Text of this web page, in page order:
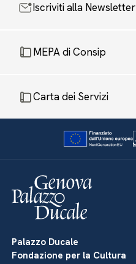
Iscriviti alla Newsletter
MEPA di Consip
Carta dei Servizi
Palazzo Ducale
Fondazione per la Cultura